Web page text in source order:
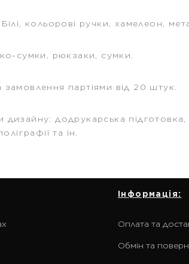
кольорові ручки, хамелеон,
сумки, рюкзаки, сумки.
партіями від 20 штук.
додрукарська
та ін.
Інформація:
Оплата та
Обмін та